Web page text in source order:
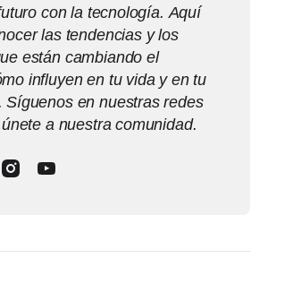
con la tecnología. Aquí
las tendencias y los
están cambiando el
influyen en tu vida y en tu
Síguenos en nuestras redes
a nuestra comunidad.